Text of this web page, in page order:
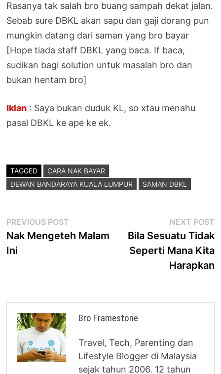
Rasanya tak salah bro buang sampah dekat jalan.
Sebab sure DBKL akan sapu dan gaji dorang pun
mungkin datang dari saman yang bro bayar
[Hope tiada staff DBKL yang baca. If baca,
sudikan bagi solution untuk masalah bro dan
bukan hentam bro]
Iklan : Saya bukan duduk KL, so xtau menahu
pasal DBKL ke ape ke ek.
TAGGED
CARA NAK BAYAR
DEWAN BANDARAYA KUALA LUMPUR
SAMAN DBKL
Post
navigation
PREVIOUS POST
post:
Nak Mengeteh Malam
Ini
NEXT POST
Bila Sesuatu Tidak
Seperti Mana Kita
Harapkan
Bro Framestone
Travel, Tech, Parenting dan
Lifestyle Blogger di Malaysia
sejak tahun 2006. 12 tahun